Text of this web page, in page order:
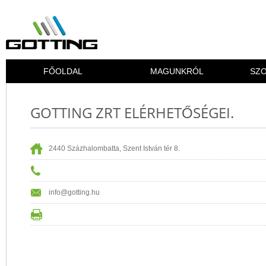
FŐOLDAL MAGUNKRÓL
GOTTING ZRT ELÉRHETŐSÉGEI.
2440 Százhalombatta, Szent István tér 8.
info@gotting.hu